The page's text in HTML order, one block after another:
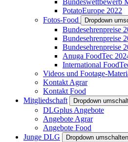
Bundeswettbewerb
PotatoEurope 2022
Fotos-Food
Dropdown
Bundesehrenpreise
Bundesehrenpreise
Bundesehrenpreise
Anuga FoodTec
International
Videos und Footage-
Kontakt Agrar
Kontakt Food
Mitgliedschaft
Dropdown
DLGplus Angebote
Angebote Agrar
Angebote Food
Junge DLG
Dropdown umschalten